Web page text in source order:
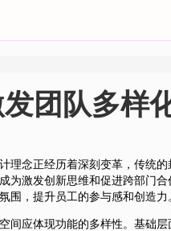
团队多样
理念正经历着深刻变革，传统
为激发创新思维和促进跨部门
围，提升员工的参与感和创造力
间应体现功能的多样性。基础